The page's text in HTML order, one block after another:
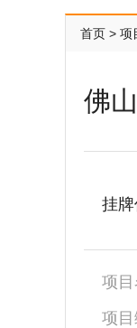
首页 > 项
佛
挂牌
项目
项目